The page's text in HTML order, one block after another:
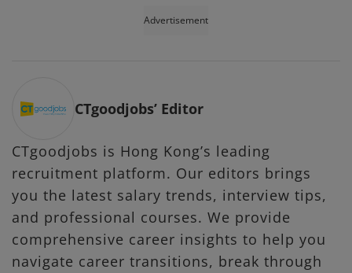
Advertisement
CTgoodjobs’ Editor
CTgoodjobs is Hong Kong’s leading
recruitment platform. Our editors brings
you the latest salary trends, interview tips,
and professional courses. We provide
comprehensive career insights to help you
navigate career transitions, break through